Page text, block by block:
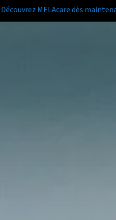
Découvrez MELAcare dès